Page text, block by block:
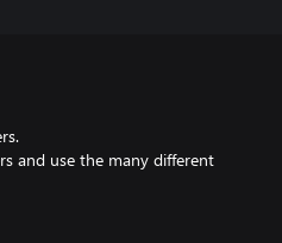
and use the many different